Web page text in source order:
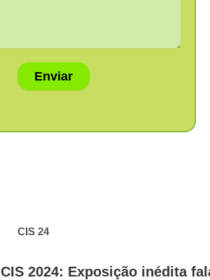
Enviar
CIS 24
CIS 2024: Exposição inédita